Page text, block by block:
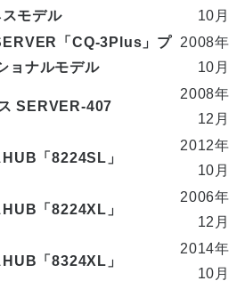
スモデル
10月
「CQ-3Plus」プ
ョナルモデル
2008年
10月
SERVER-407
2008年
12月
「8224SL」
2012年
10月
「8224XL」
2006年
12月
「8324XL」
2014年
10月